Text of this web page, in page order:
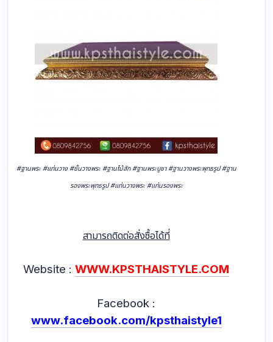
#ฐานพระ #แท่นวาง #ชั้นวางพระ #ฐานไม้สัก #ฐานพระบูชา #ฐานวางพระพุทธรูป #ฐาน
รองพระพุทธรูป #แท่นวางพระ #แท่นรองพระ
สามารถติดต่อสั่งซื้อได้ที่
Website : WWW.KPSTHAISTYLE.COM
Facebook :
www.facebook.com/kpsthaistyle1